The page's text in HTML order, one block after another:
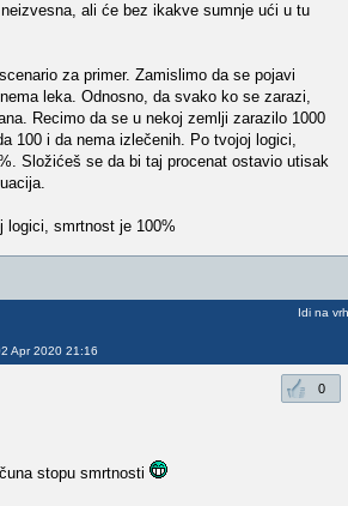
ali će bez ikakve sumnje ući u tu
za primer. Zamislimo da se pojavi
leka. Odnosno, da svako ko se zarazi,
Recimo da se u nekoj zemlji zarazilo 1000
100 i da nema izlečenih. Po tvojoj logici,
Složićeš se da bi taj procenat ostavio utisak
logici, smrtnost je 100%
Apr 2020 21:16
Idi na vrh
0
stopu smrtnosti